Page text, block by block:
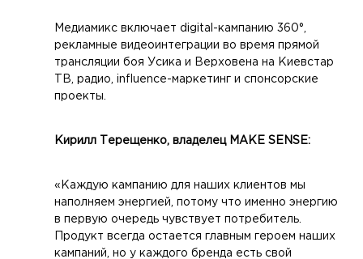
Медиамикс включает digital-кампанию 360°,
рекламные видеоинтеграции во время прямой
трансляции боя Усика и Верховена на Киевстар
ТВ, радио, influence-маркетинг и спонсорские
проекты.
Кирилл Терещенко, владелец MAKE SENSE:
«Каждую кампанию для наших клиентов мы
наполняем энергией, потому что именно энергию
в первую очередь чувствует потребитель.
Продукт всегда остается главным героем наших
кампаний, но у каждого бренда есть свой